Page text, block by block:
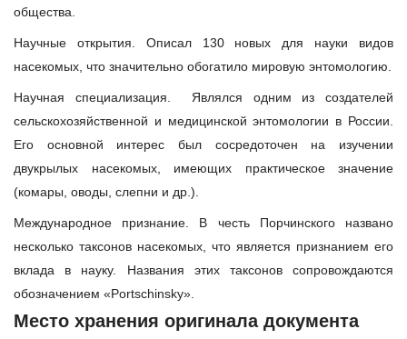
общества.
Научные открытия. Описал 130 новых для науки видов
насекомых, что значительно обогатило мировую энтомологию.
Научная специализация. Являлся одним из создателей
сельскохозяйственной и медицинской энтомологии в России.
Его основной интерес был сосредоточен на изучении
двукрылых насекомых, имеющих практическое значение
(комары, оводы, слепни и др.).
Международное признание. В честь Порчинского названо
несколько таксонов насекомых, что является признанием его
вклада в науку. Названия этих таксонов сопровождаются
обозначением «Portschinsky».
Место хранения оригинала документа